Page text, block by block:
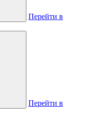
Перейти в
Перейти в